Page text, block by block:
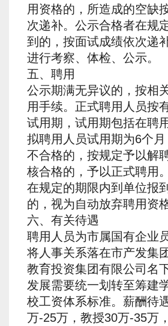
用资格的，所造成的空缺
次递补。公示合格者在规
到的，按面试成绩依次递
进行考察、体检、公示。
五、聘用
公示期满无异议的，按相
用手续。正式聘用人员按
试用期，试用期包括在聘
拟聘用人员试用期为6个
不合格的，按规定予以解
核合格的，予以正式聘用
在规定的期限内到单位报
的，视为自动放弃聘用资格
六、有关待遇
聘用人员为市属国有企业
将人事关系落在市产发集
教育投资集团有限公司名
发展需要统一划转至筹建
校工资体系标准。薪酬待
万-25万，教授30万-35万